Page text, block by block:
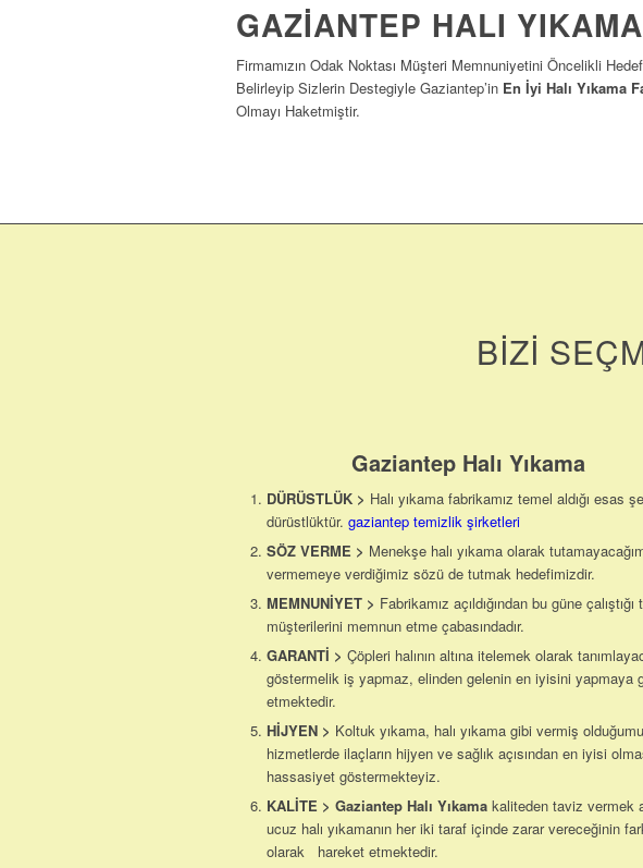
GAZIANTEP HALI YIKAMA
Firmamızın Odak Noktası Müşteri Memnuniyetini Öncelikli
Belirleyip Sizlerin Destegiyle Gaziantep’in En İyi Halı Yıkama
Olmayı Haketmiştir.
BİZİ
Gaziantep Halı Yıkama
DÜRÜSTLÜK > Halı yıkama fabrikamız temel aldığı esas
dürüstlüktür. gaziantep temizlik şirketleri
SÖZ VERME > Menekşe halı yıkama olarak
vermemeye verdiğimiz sözü de tutmak hedefimizdir.
MEMNUNİYET > Fabrikamız açıldığından bu güne çalıştığı
müşterilerini memnun etme çabasındadır.
GARANTİ > Çöpleri halının altına itelemek olarak
göstermelik iş yapmaz, elinden gelenin en iyisini yapmaya
etmektedir.
HİJYEN > Koltuk yıkama, halı yıkama gibi vermiş
hizmetlerde ilaçların hijyen ve sağlık açısından en iyisi
hassasiyet göstermekteyiz.
KALİTE > Gaziantep Halı Yıkama kaliteden taviz vermek
ucuz halı yıkamanın her iki taraf içinde zarar vereceğinin
olarak hareket etmektedir.